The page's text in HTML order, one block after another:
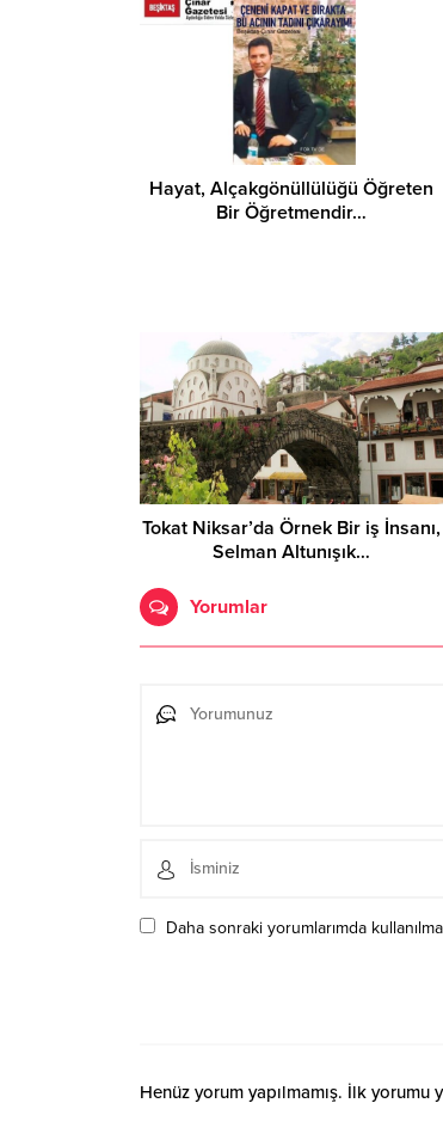
Hayat, Alçakgönüllülüğü Öğreten
Bir Öğretmendir…
Tokat Niksar’da Örnek Bir iş İnsanı,
Selman Altunışık…
Yorumlar
Daha sonraki yorumlarımda
Henüz yorum yapılmamış. İlk yorumu